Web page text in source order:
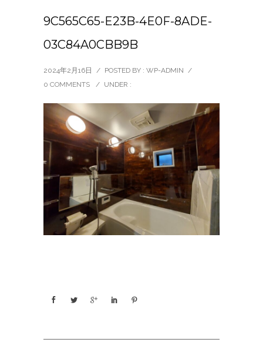
9C565C65-E23B-4E0F-8ADE-
03C84A0CBB9B
2024年2月16日 / POSTED BY : WP-ADMIN /
0 COMMENTS
/ UNDER :